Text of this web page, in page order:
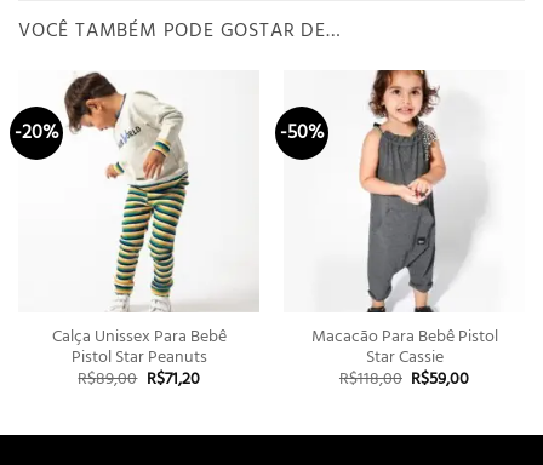
VOCÊ TAMBÉM PODE GOSTAR DE…
-20%
Calça Unissex Para Bebê
Pistol Star Peanuts
R$89,00 O
preço
R$89,00.
R$71,20O
R$71,20.
-50%
Macacão Para Bebê Pistol
Star Cassie
R$118,00 O
preço
R$118,00.
R$59,00O
R$59,00.